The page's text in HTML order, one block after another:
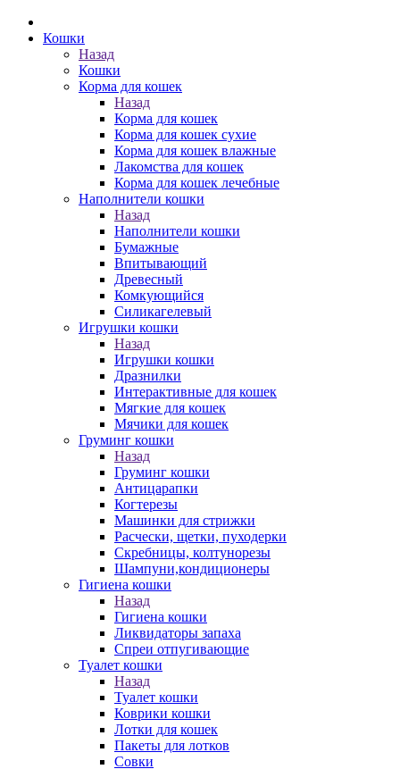
Кошки
Назад
Кошки
Корма для кошек
Назад
Корма для кошек
Корма для кошек сухие
Корма для кошек влажные
Лакомства для кошек
Корма для кошек лечебные
Наполнители кошки
Назад
Наполнители кошки
Бумажные
Впитывающий
Древесный
Комкующийся
Силикагелевый
Игрушки кошки
Назад
Игрушки кошки
Дразнилки
Интерактивные для кошек
Мягкие для кошек
Мячики для кошек
Груминг кошки
Назад
Груминг кошки
Антицарапки
Когтерезы
Машинки для стрижки
Расчески, щетки, пуходерки
Скребницы, колтунорезы
Шампуни,кондиционеры
Гигиена кошки
Назад
Гигиена кошки
Ликвидаторы запаха
Спреи отпугивающие
Туалет кошки
Назад
Туалет кошки
Коврики кошки
Лотки для кошек
Пакеты для лотков
Совки